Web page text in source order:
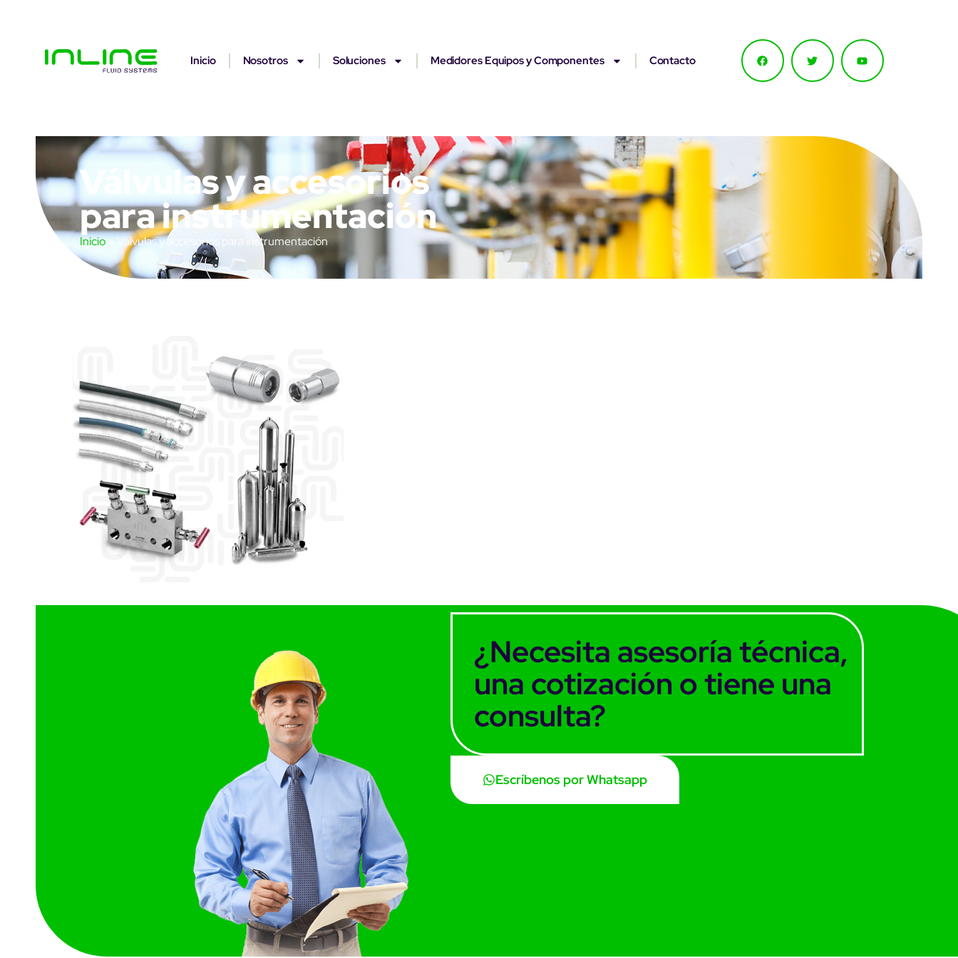
Inicio Nosotros Soluciones Medidores Equipos y Componentes Contacto
Válvulas y accesorios
para instrumentación
Inicio»Válvulas y accesorios para instrumentación
¿Necesita asesoría técnica,
una cotización o tiene una
consulta?
Escríbenos por Whatsapp